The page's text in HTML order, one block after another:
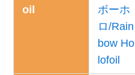
oil
ボーホ
ロ/Rain
bow Ho
lofoil